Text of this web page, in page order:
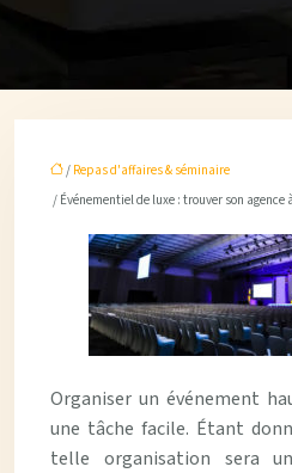
/ Repas d'affaires & séminaire
/ Événementiel de luxe : trouver son agence
Organiser un événement
une tâche facile. Étant
telle organisation sera